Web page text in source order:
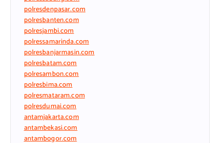
polresdenpasar.com
polresbanten.com
polresjambi.com
polressamarinda.com
polresbanjarmasin.com
polresbatam.com
polresambon.com
polresbima.com
polresmataram.com
polresdumai.com
antamjakarta.com
antambekasi.com
antambogor.com